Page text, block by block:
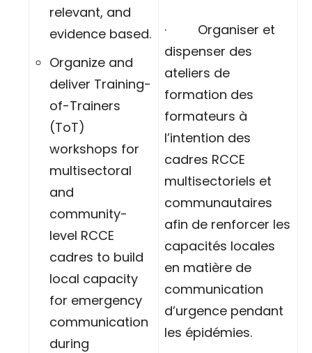
relevant, and
evidence based.
Organize and
deliver Training-
of-Trainers
(ToT)
workshops for
multisectoral
and
community-
level RCCE
cadres to build
local capacity
for emergency
communication
during
· Organiser et
dispenser des
ateliers de
formation des
formateurs à
l’intention des
cadres RCCE
multisectoriels et
communautaires
afin de renforcer les
capacités locales
en matière de
communication
d’urgence pendant
les épidémies.